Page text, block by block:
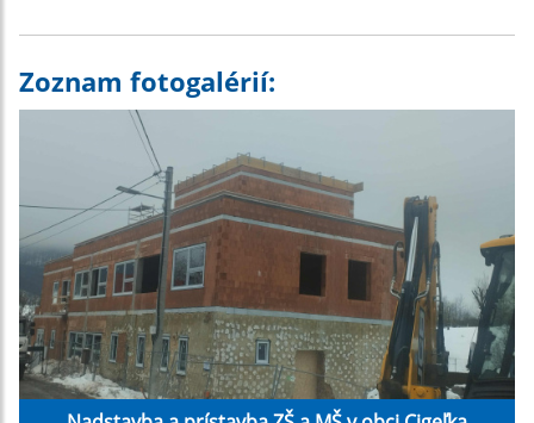
Zoznam fotogalérií: